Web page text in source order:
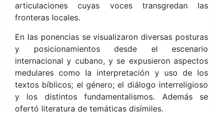
articulaciones cuyas voces transgredan las
fronteras locales.
En las ponencias se visualizaron diversas posturas
y posicionamientos desde el escenario
internacional y cubano, y se expusieron aspectos
medulares como la interpretación y uso de los
textos bíblicos; el género; el diálogo interreligioso
y los distintos fundamentalismos. Además se
ofertó literatura de temáticas disímiles.